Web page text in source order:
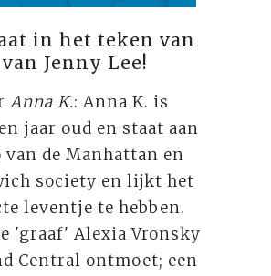
in het teken van
van Jenny Lee!
Anna K.: Anna K. is
jaar oud en staat aan
van de Manhattan en
society en lijkt het
leventje te hebben.
'graaf' Alexia Vronsky
Central ontmoet; een